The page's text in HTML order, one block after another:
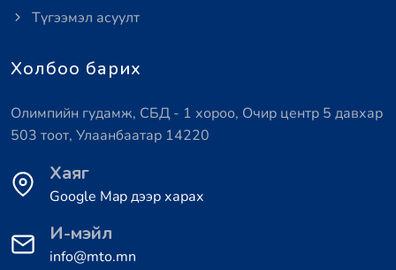
Түгээмэл асуулт
Холбоо барих
Олимпийн гудамж, СБД - 1 хороо, Очир центр 5 давхар
503 тоот, Улаанбаатар 14220
Хаяг
Google Map дээр харах
И-мэйл
info@mto.mn